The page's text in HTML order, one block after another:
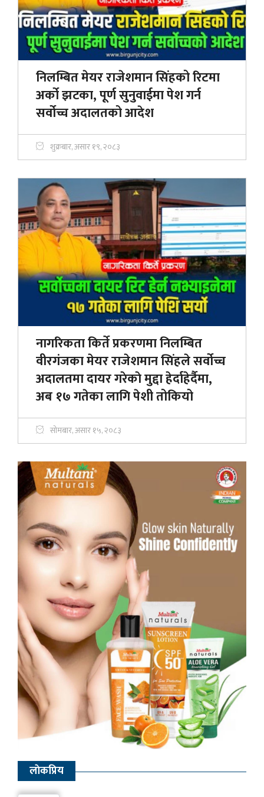
निलम्बित मेयर राजेशमान सिंहको रिटमा
अर्को झटका, पूर्ण सुनुवाईमा पेश गर्न
सर्वोच्च अदालतको आदेश
शुक्रबार, असार १९, २०८३
नागरिकता किर्ते प्रकरणमा निलम्बित
वीरगंजका मेयर राजेशमान सिंहले सर्वोच्च
अदालतमा दायर गरेकाे मुद्दा हेर्दाहेर्दैमा,
अब १७ गतेका लागि पेशी तोकियो
सोमबार, असार १५, २०८३
लाेकप्रिय